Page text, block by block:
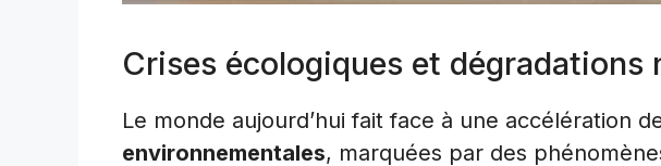
Crises écologiques et dégradations
Le monde aujourd’hui fait face à une accélération
environnementales, marquées par des